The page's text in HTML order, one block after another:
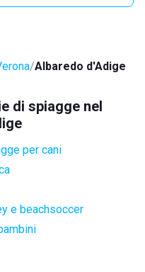
Albaredo d'Adige
di spiagge nel
per cani
e beachsoccer